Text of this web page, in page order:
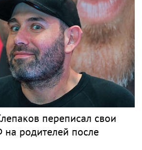
переписал свои
родителей после